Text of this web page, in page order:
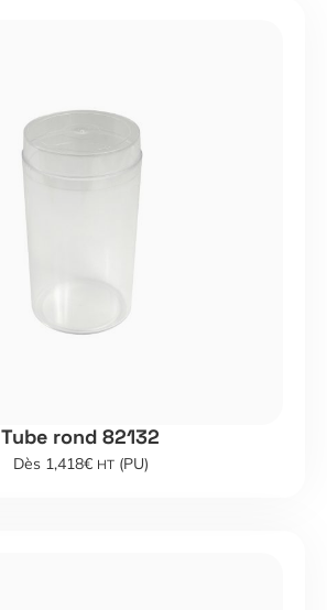
Tube rond 82132
Dès 1,418€ HT(PU)